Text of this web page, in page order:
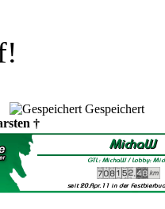
Gespeichert
†